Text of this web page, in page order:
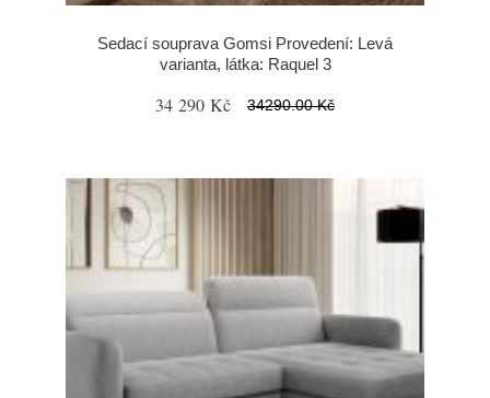
Sedací souprava Gomsi Provedení: Levá
varianta, látka: Raquel 3
34 290 Kč 34290.00 Kč